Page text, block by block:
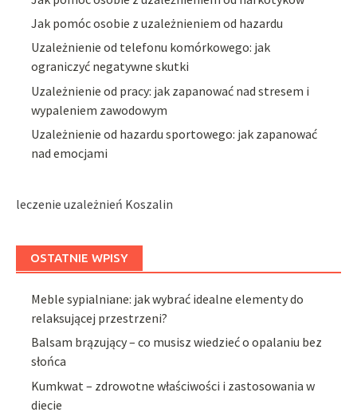
Jak pomóc osobie z uzależnieniem od hazardu
Uzależnienie od telefonu komórkowego: jak
ograniczyć negatywne skutki
Uzależnienie od pracy: jak zapanować nad stresem i
wypaleniem zawodowym
Uzależnienie od hazardu sportowego: jak zapanować
nad emocjami
leczenie uzależnień Koszalin
OSTATNIE WPISY
Meble sypialniane: jak wybrać idealne elementy do
relaksującej przestrzeni?
Balsam brązujący – co musisz wiedzieć o opalaniu bez
słońca
Kumkwat – zdrowotne właściwości i zastosowania w
diecie